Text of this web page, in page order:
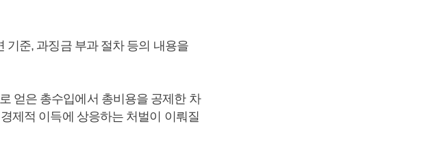
기준, 과징금 부과 절차 등의 내용을
얻은 총수입에서 총비용을 공제한 차
제적 이득에 상응하는 처벌이 이뤄질